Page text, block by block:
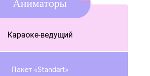
Аниматоры
Караоке-ведущий
Пакет «Standart»